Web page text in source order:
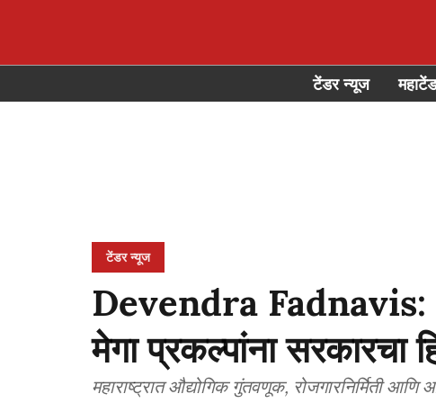
टेंडर न्यूज
टेंडर न्यूज
Devendra Fadnavis:
मेगा प्रकल्पांना सरकारचा
महाराष्ट्रात औद्योगिक गुंतवणूक, रोजगारनिर्मिती